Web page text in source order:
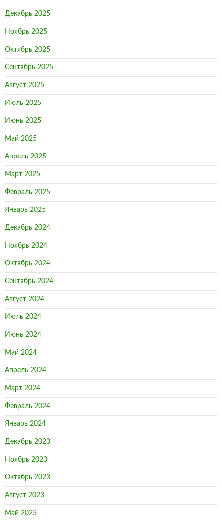
Декабрь 2025
Ноябрь 2025
Октябрь 2025
Сентябрь 2025
Август 2025
Июль 2025
Июнь 2025
Май 2025
Апрель 2025
Март 2025
Февраль 2025
Январь 2025
Декабрь 2024
Ноябрь 2024
Октябрь 2024
Сентябрь 2024
Август 2024
Июль 2024
Июнь 2024
Май 2024
Апрель 2024
Март 2024
Февраль 2024
Январь 2024
Декабрь 2023
Ноябрь 2023
Октябрь 2023
Август 2023
Май 2023